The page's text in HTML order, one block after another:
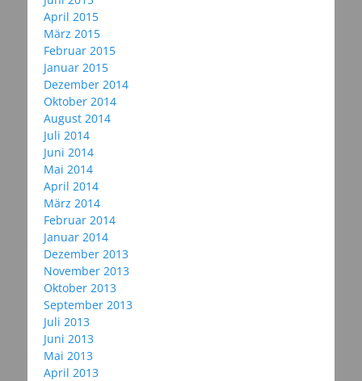
April 2015
März 2015
Februar 2015
Januar 2015
Dezember 2014
Oktober 2014
August 2014
Juli 2014
Juni 2014
Mai 2014
April 2014
März 2014
Februar 2014
Januar 2014
Dezember 2013
November 2013
Oktober 2013
September 2013
Juli 2013
Juni 2013
Mai 2013
April 2013